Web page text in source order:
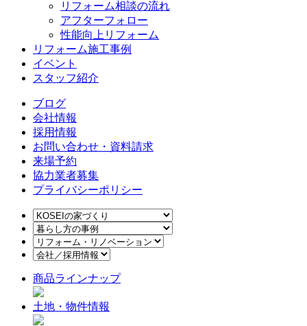
リフォーム相談の流れ
アフターフォロー
性能向上リフォーム
リフォーム施工事例
イベント
スタッフ紹介
ブログ
会社情報
採用情報
お問い合わせ・資料請求
来場予約
協力業者募集
プライバシーポリシー
商品ラインナップ
土地・物件情報